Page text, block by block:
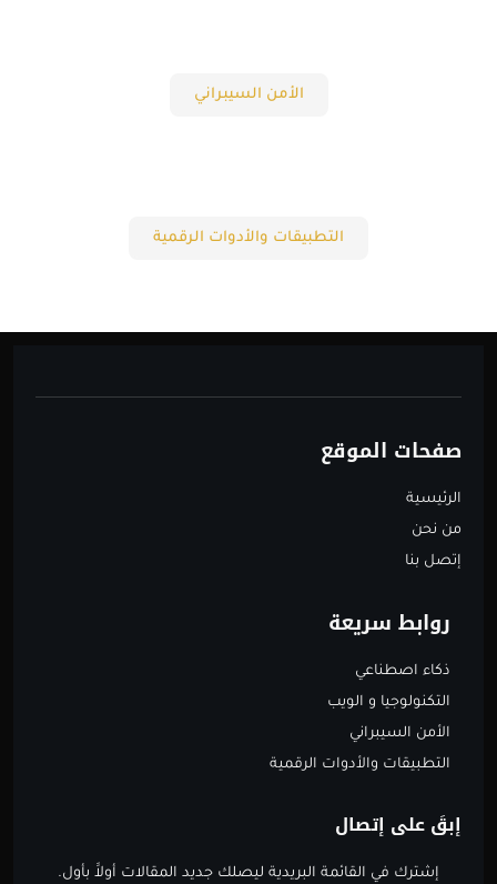
الأمن السيبراني
التطبيقات والأدوات الرقمية
صفحات الموقع
الرئيسية
من نحن
إتصل بنا
روابط سريعة
ذكاء اصطناعي
التكنولوجيا و الويب
الأمن السيبراني
التطبيقات والأدوات الرقمية
إبقَ على إتصال
إشترك في القائمة البريدية ليصلك جديد المقالات أولاََ بأول.